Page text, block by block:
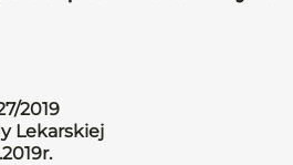
2019
Lekarskiej